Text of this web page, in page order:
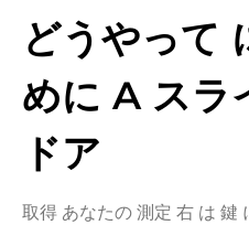
どうやって
めに A スラ
ドア
取得 あなたの 測定 右 は 鍵